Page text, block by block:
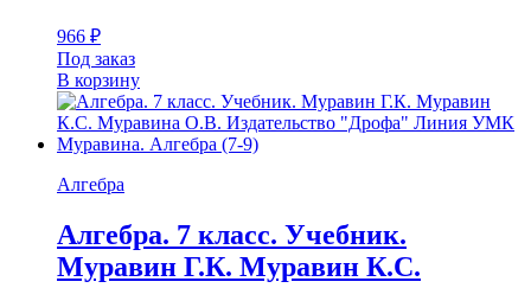
966 ₽
Под заказ
В корзину
Алгебра
Алгебра. 7 класс. Учебник.
Муравин Г.К. Муравин К.С.